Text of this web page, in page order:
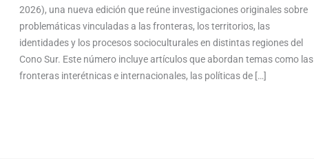
2026), una nueva edición que reúne investigaciones originales sobre
problemáticas vinculadas a las fronteras, los territorios, las
identidades y los procesos socioculturales en distintas regiones del
Cono Sur. Este número incluye artículos que abordan temas como las
fronteras interétnicas e internacionales, las políticas de […]